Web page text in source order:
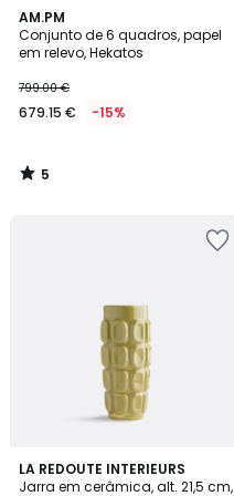
AM.PM
Conjunto de 6 quadros, papel
em relevo, Hekatos
799.00 €
679.15 € -15%
5
/
5
5
/
LA REDOUTE INTERIEURS
Jarra em cerâmica, alt. 21,5 cm,
4,8
/ 5